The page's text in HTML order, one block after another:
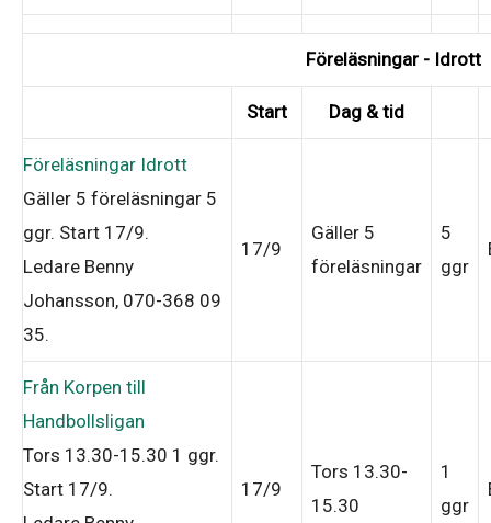
Föreläsningar - Idrott
Start Dag & tid
Föreläsningar Idrott
Gäller 5 föreläsningar 5
ggr. Start 17/9.
Ledare Benny
Johansson, 070-368 09
35.
17/9
Gäller 5
föreläsningar
5
ggr
Från Korpen till
Handbollsligan
Tors 13.30-15.30 1 ggr.
Start 17/9.
17/9
Tors 13.30-
15.30
1
ggr